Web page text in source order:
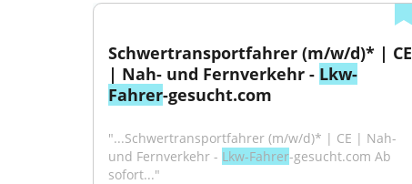
Schwertransportfahrer (m/w/d)* | CE
| Nah- und Fernverkehr - Lkw-
Fahrer-gesucht.com
"...Schwertransportfahrer (m/w/d)* | CE | Nah-
und Fernverkehr - Lkw-Fahrer-gesucht.com Ab
sofort..."